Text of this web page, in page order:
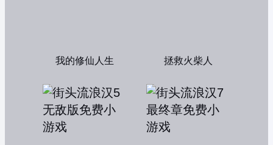
我的修仙人生 拯救火柴人